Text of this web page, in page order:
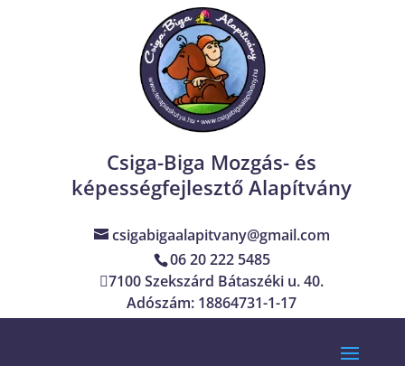
Csiga-Biga Mozgás- és
képességfejlesztő Alapítvány
csigabigaalapitvany@gmail.com
06 20 222 5485
7100 Szekszárd Bátaszéki u. 40.
Adószám: 18864731-1-17